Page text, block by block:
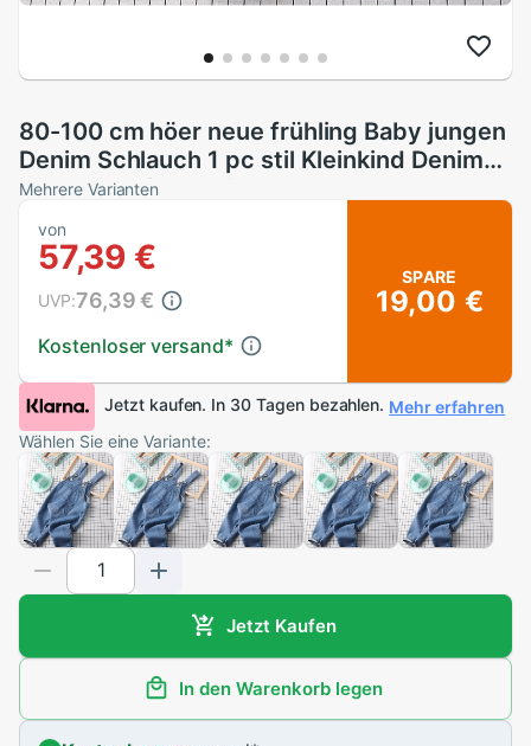
80-100 cm höer neue frühling Baby jungen
Denim Schlauch 1 pc stil Kleinkind Denim
insgesamt freundlicher Jeans
Mehrere Varianten
von
57,39 €
Kostenloser versand*
UVP:76,39 €
SPARE
19,00 €
Jetzt kaufen. In 30 Tagen bezahlen. Mehr erfahren
Wählen Sie eine Variante:
Jetzt Kaufen
In den Warenkorb legen